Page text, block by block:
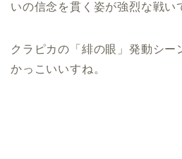
いの信念を貫く姿が強烈な戦い
クラピカの「緋の眼」発動シー
かっこいいすね。